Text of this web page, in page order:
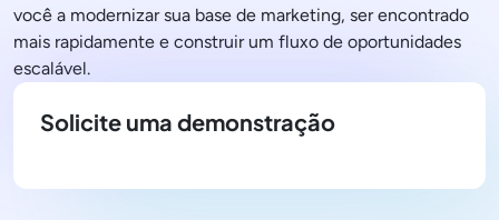
você a modernizar sua base de marketing, ser encontrado
mais rapidamente e construir um fluxo de oportunidades
escalável.
Solicite uma demonstração